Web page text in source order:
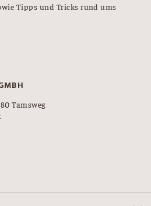
Tipps und Tricks rund ums
Tamsweg